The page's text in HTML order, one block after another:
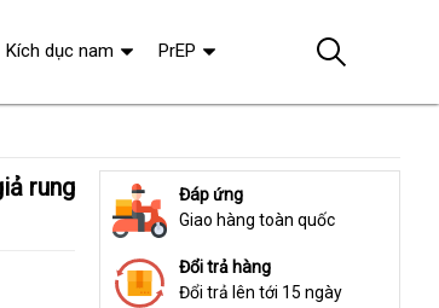
Đáp ứng
Giao hàng toàn quốc
Đổi trả hàng
Đổi trả lên tới 15 ngày
Kích dục nam PrEP